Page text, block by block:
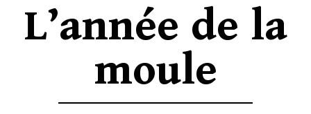
L’année de la
moule